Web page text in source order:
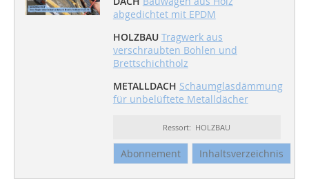
abgedichtet mit EPDM
HOLZBAU Tragwerk aus
verschraubten Bohlen und
Brettschichtholz
METALLDACH Schaumglasdämmung
für unbelüftete Metalldächer
Ressort: HOLZBAU
Abonnement Inhaltsverzeichnis